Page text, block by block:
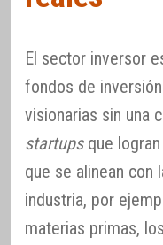
El sector inversor
fondos de
visionarias sin una
startupsque logran
que se alinean con
industria, por
materias primas,